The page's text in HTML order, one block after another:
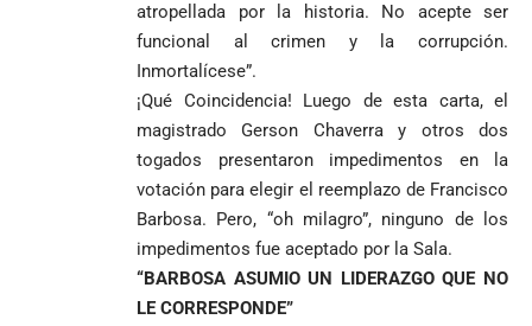
atropellada por la historia. No acepte ser
funcional al crimen y la corrupción.
Inmortalícese”.
¡Qué Coincidencia! Luego de esta carta, el
magistrado Gerson Chaverra y otros dos
togados presentaron impedimentos en la
votación para elegir el reemplazo de Francisco
Barbosa. Pero, “oh milagro”, ninguno de los
impedimentos fue aceptado por la Sala.
“BARBOSA ASUMIO UN LIDERAZGO QUE NO
LE CORRESPONDE”